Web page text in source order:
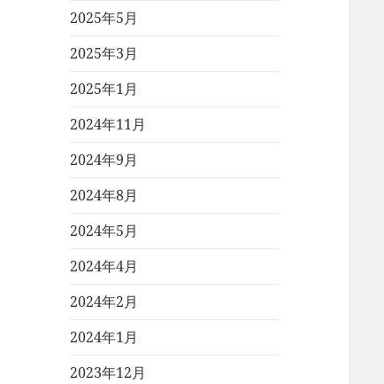
2025年5月
2025年3月
2025年1月
2024年11月
2024年9月
2024年8月
2024年5月
2024年4月
2024年2月
2024年1月
2023年12月